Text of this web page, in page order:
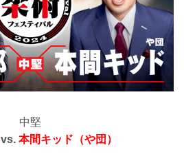
中堅
vs. 本間キッド（や団）